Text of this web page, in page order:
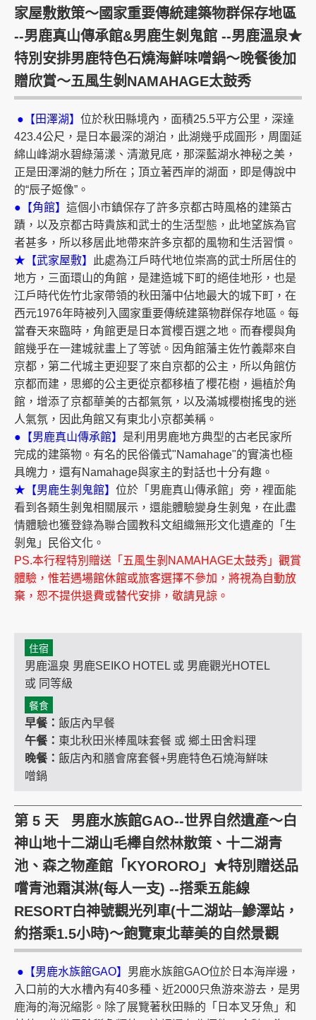
家屋敷散策～國家重要傳統建築物群保存地區
--男鹿真山傳承館&男鹿生剝鬼館 --男鹿溫泉★
特別安排男鹿特色石燒海鮮味噌鍋～晚餐後加
贈欣賞～五風生剝NAMAHAGE太鼓秀
●【田澤湖】 位於秋田縣境內，面積25.5平方公里，深達
423.4公尺，是日本最深的湖泊，此湖幾乎成圓形，周圍延
綿山峰湖水碧綠蕩漾、清澈見底，那深藍湖水神秘之美，
正是田澤湖的魅力所在；頂立著西岸的湖面，即是傳說中
的“辰子姬像”。
●【角館】 這個小市鎮保存了許多京都古時風格的建築古
蹟，以及京都古時貴族和武士的生活型態，此地望族為官
者甚多，所以移居此地帶來許多京都的風物和生活習慣。
★【武家屋敷】
此處為江戶時代地位崇高的武士所居住的
地方，三面環山的角館，是建造城下町的絕佳地形，也是
江戶時代佐竹北家帶領的秋田藩中佔地最大的城下町，在
西元1976年時被列入國家重要傳統建築物群保存地區。每
當春天來臨時，角館更是日本賞櫻百選之地。而春櫻與角
館幾乎在一建城就畫上了等號。因角館藩主佐竹義鄰來自
京都，第二代城主更迎娶了來自京都的公主，所以角館仿
京都而建，思鄉的公主更從京都移植了櫻花樹，遍植於角
館，增添了京都華美的古都氣氛，以及滿城櫻樹搖曳的迷
人氣氛，因此角館又有東北小京都美稱。
●【男鹿真山傳承館】 是利用男鹿地方典型的古老民家所
完成的建築物。有名的民俗儀式"Namahage"的實演也極
具魄力，還有Namahage與家主的對話也十分有趣。
★【男鹿生剝鬼館】 位於「男鹿真山傳承館」旁，裡面能
看到各類生剝鬼相關展示，還能體驗變身生剝鬼，在此盡
情體驗也獲登錄為聯合國教科文組織無形文化遺產的「生
剝鬼」民俗文化。
PS.本行程特別贈送「五風生剝NAMAHAGE太鼓秀」觀賞
體驗，惟若遇場館休館或旅客選擇不參加，將視為自動放
棄，恕不提供退費或替代安排，敬請見諒。
住宿
男鹿溫泉 男鹿SEIKO HOTEL 或 男鹿觀光HOTEL
或 同等級
餐食
早餐： 飯店內早餐
午餐： 東北秋田米棒風味套餐 或 鄉土田舍料理
晚餐： 飯店內和膳會席套餐+男鹿特色石燒海鮮味
噌鍋
第 5 天 男鹿水族館GAO--世界自然遺產～白
神山地十二湖山毛櫸自然林散策、十二湖青
池、森之物產館「KYORORO」★特別贈送品
嚐青池霜淇淋(每人一支) --搭乘五能線
RESORT白神號觀光列車(十二湖站─鰺澤站，
約搭乘1.5小時)～飽覽東北華美的自然景觀
●【男鹿水族館GAO】 男鹿水族館GAO位於日本海岸邊，
入口前的大水槽內有40多種、近2000只魚游來游去，是男
鹿海的海況縮影。除了展覽著秋田縣的「日本叉牙魚」和